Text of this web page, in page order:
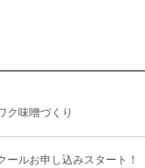
ク味噌づくり
ールお申し込みスタート！